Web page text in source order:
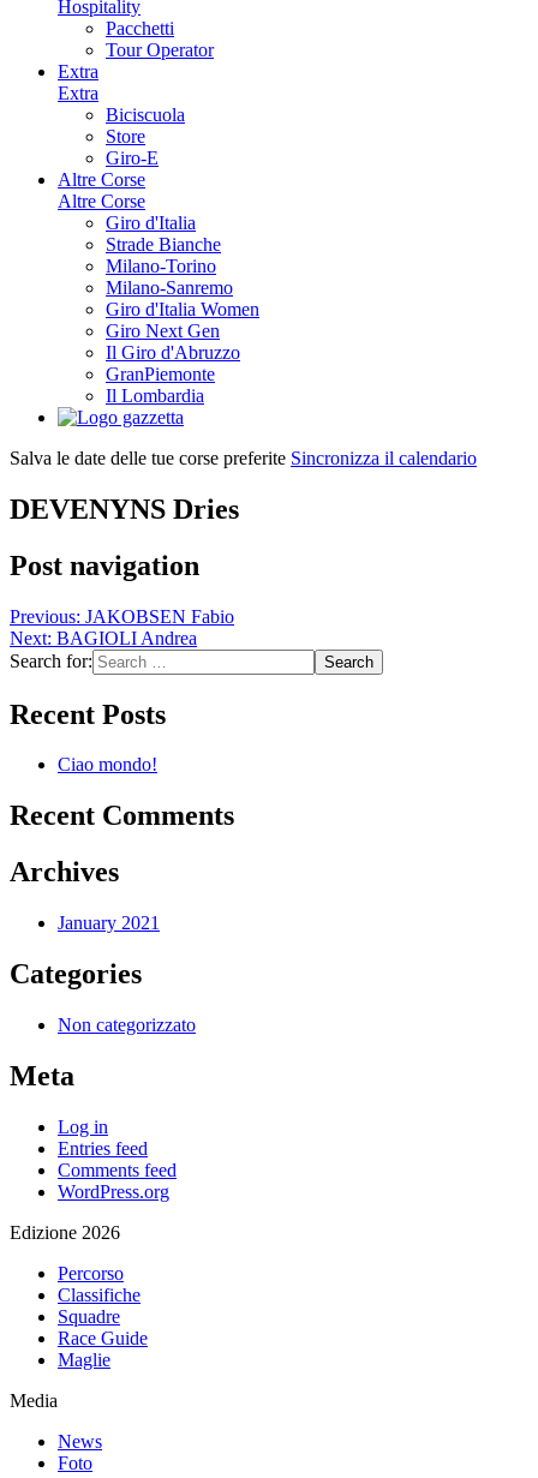
Hospitality
Pacchetti
Tour Operator
Extra
Extra
Biciscuola
Store
Giro-E
Altre Corse
Altre Corse
Giro d'Italia
Strade Bianche
Milano-Torino
Milano-Sanremo
Giro d'Italia Women
Giro Next Gen
Il Giro d'Abruzzo
GranPiemonte
Il Lombardia
Salva le date delle tue corse preferite Sincronizza il calendario
DEVENYNS Dries
Post navigation
Previous: JAKOBSEN Fabio
Next: BAGIOLI Andrea
Search for:
Recent Posts
Ciao mondo!
Recent Comments
Archives
January 2021
Categories
Non categorizzato
Meta
Log in
Entries feed
Comments feed
WordPress.org
Edizione 2026
Percorso
Classifiche
Squadre
Race Guide
Maglie
Media
News
Foto